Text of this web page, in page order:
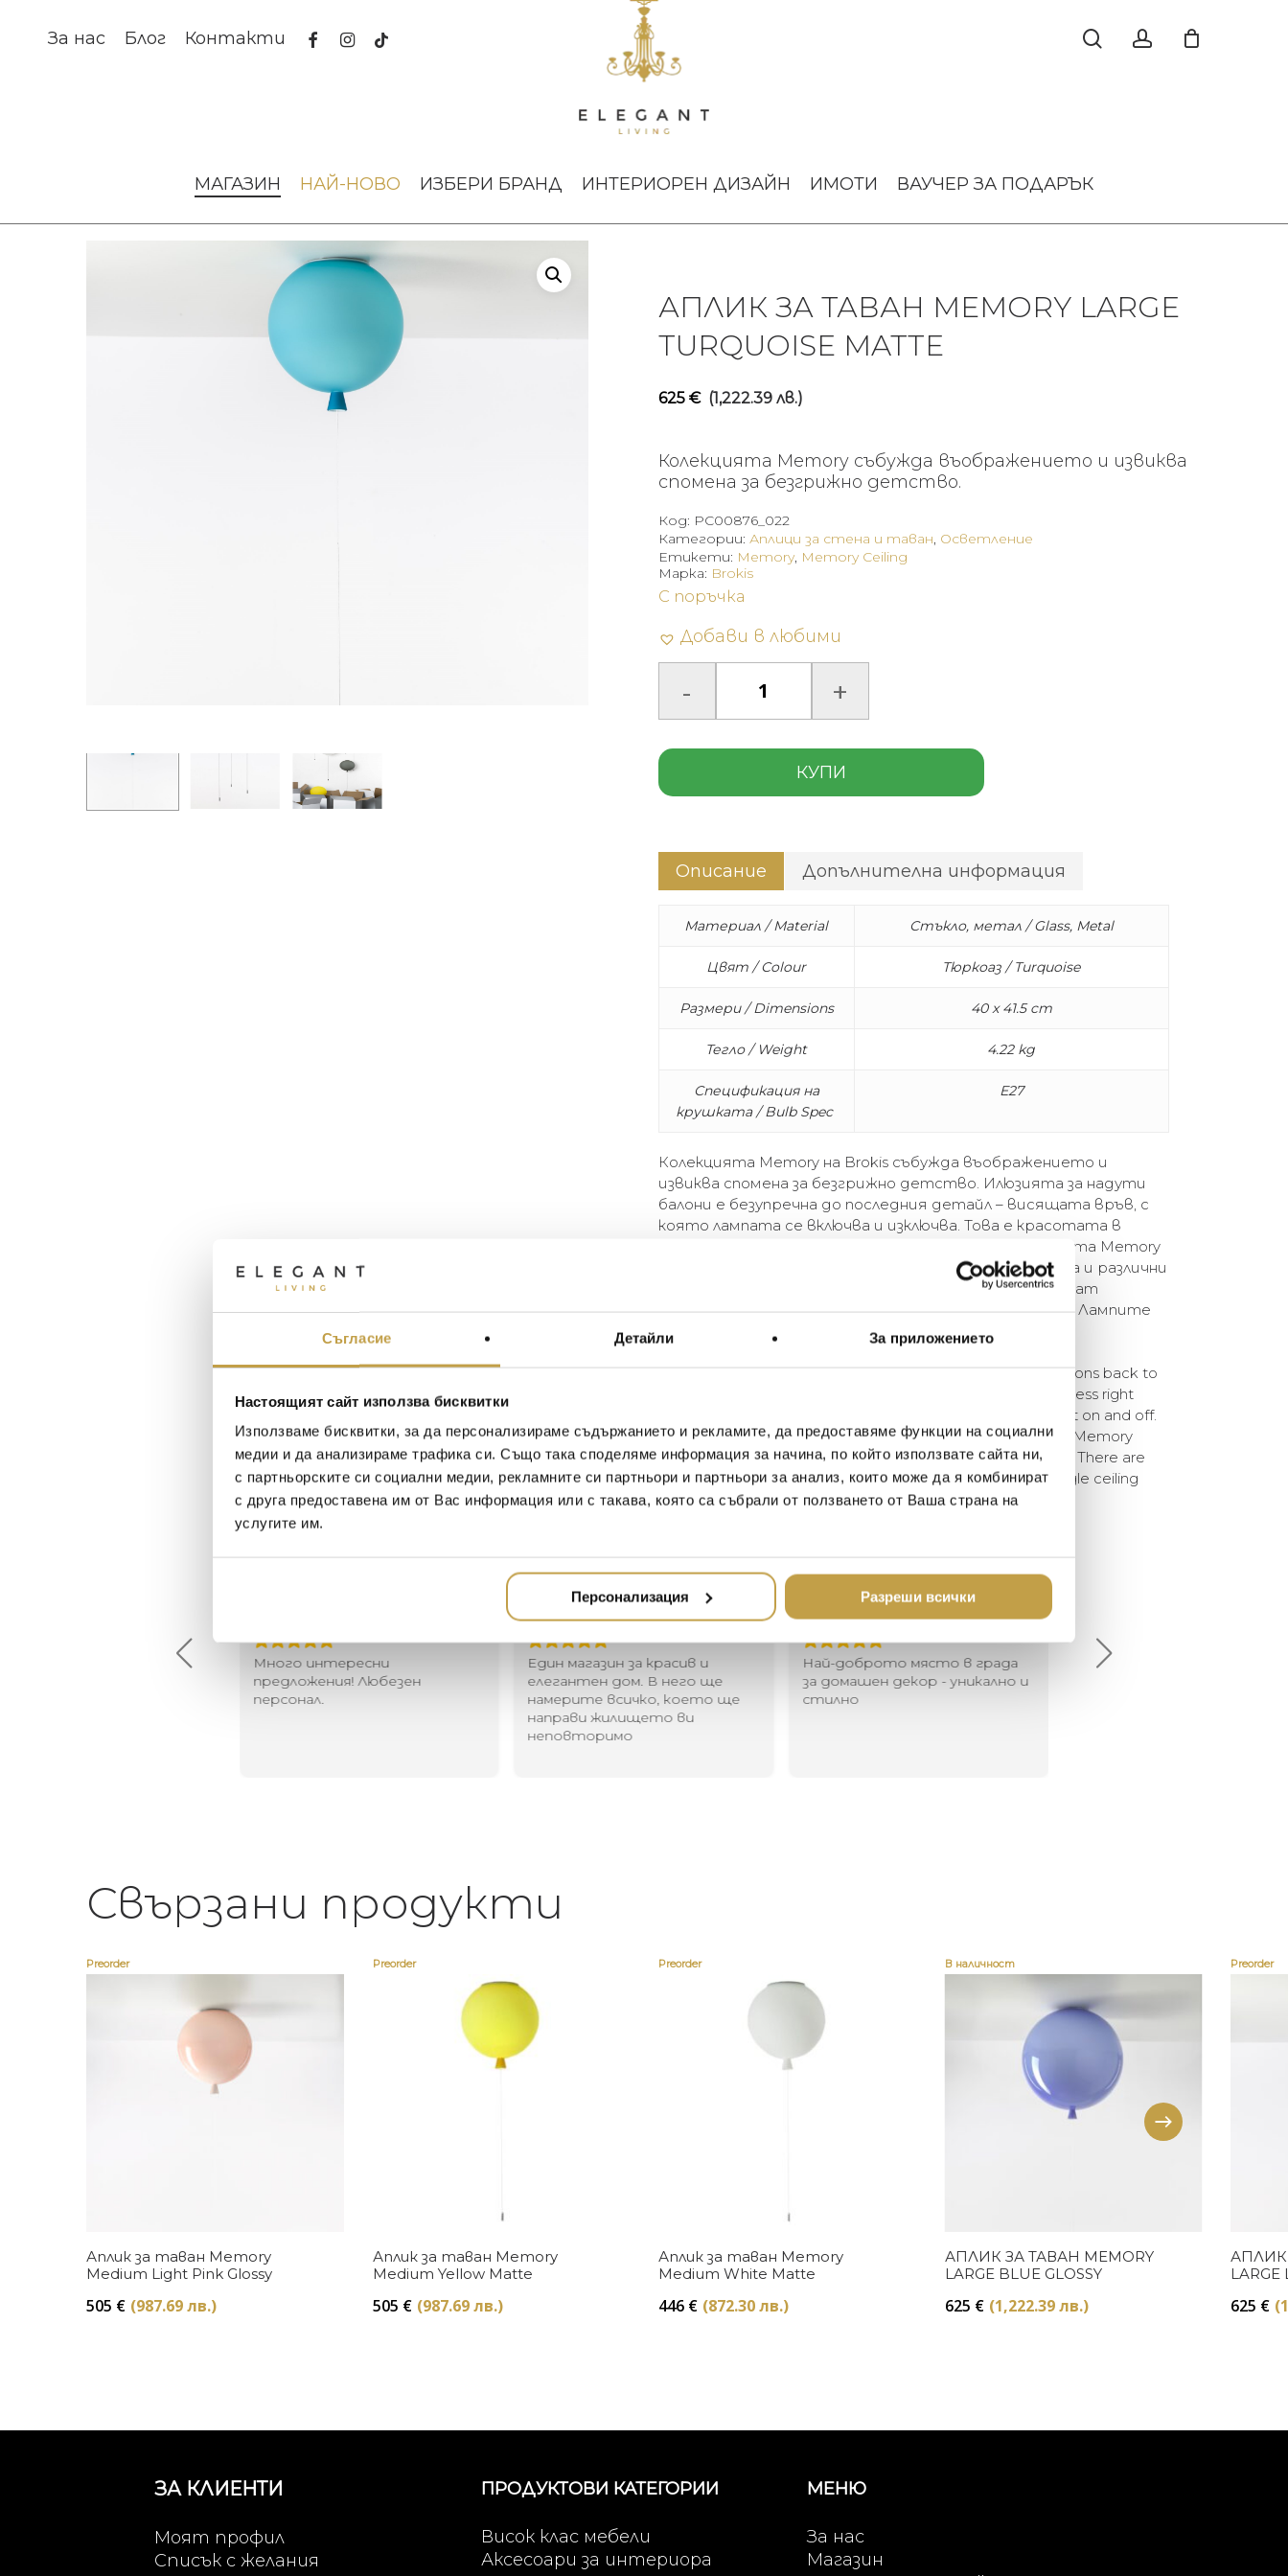
Съгласие Детайли За приложението
Настоящият сайт използва бисквитки
Използваме бисквитки, за да персонализираме съдържанието и рекламите, да предоставяме функции на социални
медии и да анализираме трафика си. Също така споделяме информация за начина, по който използвате сайта ни,
с партньорските си социални медии, рекламните си партньори и партньори за анализ, които може да я комбинират
с друга предоставена им от Вас информация или с такава, която са събрали от ползването от Ваша страна на
услугите им.
Персонализация Разреши всички
За нас Блог Контакти facebookinstagram
tiktok
МАГАЗИН НАЙ-НОВО ИЗБЕРИ БРАНД ИНТЕРИОРЕН ДИЗАЙН ИМОТИ ВАУЧЕР ЗА ПОДАРЪК
АПЛИК ЗА ТАВАН MEMORY LARGE
TURQUOISE MATTE
625 € (1,222.39 лв.)
Колекцията Memory събужда въображението и извиква
спомена за безгрижно детство.
Код: PC00876_022
Категории: Аплици за стена и таван, Осветление
Етикети: Memory, Memory Ceiling
С поръчка
Добави в любими
КУПИ
Марка: Brokis
Описание Допълнителна информация
Материал / Material Стъкло, метал / Glass, Metal
Цвят / Colour Тюркоаз / Turquoise
Размери / Dimensions 40 x 41.5 cm
Тегло / Weight 4.22 kg
Спецификация на
крушката / Bulb Spec
E27
Колекцията Memory на Brokis събужда въображението и
извиква спомена за безгрижно детство. Илюзията за надути
балони е безупречна до последния детайл – висящата връв, с
която лампата се включва и изключва. Това е красотата в
нейната най-проста и убедителна форма. Колекцията Memory
се състои от лампи за таван и стена в три размера и различни
цветове. Предлагат се и поставки, които позволяват
комбинирането на множество лампи на един таван. Лампите
Memory се предлагат без електрическа крушка.
The Memory collection awakens the imagination and beckons back to
a carefree childhood. The illusion of inflated balloons is flawless right
down to the dangling string, which serves to switch the light on and off.
This is beauty in its simplest and most persuasive form. The Memory
collection consists of ceiling and wall versions in three sizes. There are
also sets that allow multiple lights to be combined on a single ceiling
canopy. Memory are not supplied with a light source.
Много интересни
предложения! Любезен
персонал.
Иван Иванов
Един магазин за красив и
елегантен дом. В него ще
намерите всичко, което ще
направи жилището ви
неповторимо
Ивелина Линковска
Най-доброто място в града
за домашен декор - уникално и
стилно
Хареса ми
Свързани продукти
Preorder
Купи
Аплик за таван Memory
Medium Light Pink Glossy
505 € (987.69 лв.)
Preorder
Купи
Аплик за таван Memory
Medium Yellow Matte
505 € (987.69 лв.)
Preorder
Купи
Аплик за таван Memory
Medium White Matte
446 € (872.30 лв.)
В наличност
Купи
АПЛИК ЗА ТАВАН MEMORY
LARGE BLUE GLOSSY
625 € (1,222.39 лв.)
Preorder
АПЛИК
LARGE
625 €
ЗА КЛИЕНТИ
Моят профил
Списък с желания
ПРОДУКТОВИ КАТЕГОРИИ
Висок клас мебели
Аксесоари за интериора
МЕНЮ
За нас
Магазин